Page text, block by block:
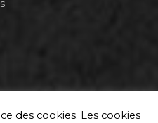
des cookies. Les cookies